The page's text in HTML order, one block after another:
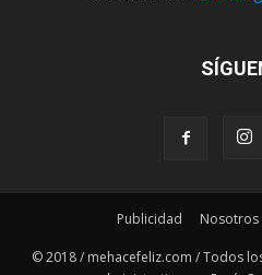
Publicidad Nosotros
© 2018 / mehacefeliz.com / Todos